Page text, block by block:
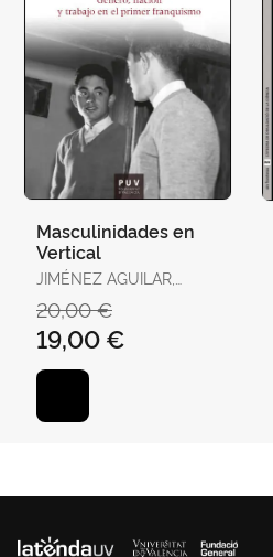
Masculinidades en
Vertical
JIMÉNEZ AGUILAR,
20,00 €
19,00 €